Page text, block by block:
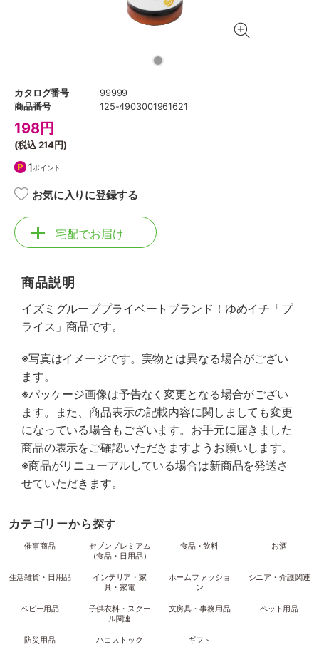
カタログ番号
99999
商品番号
125-4903001961621
198円
(税込214円)
1ポイント
お気に入りに登録する
宅配でお届け
商品説明
イズミグループプライベートブランド！ゆめイチ「プ
ライス」商品です。
※写真はイメージです。実物とは異なる場合がござい
ます。
※パッケージ画像は予告なく変更となる場合がござい
ます。また、商品表示の記載内容に関しましても変更
になっている場合もございます。お手元に届きました
商品の表示をご確認いただきますようお願いします。
※商品がリニューアルしている場合は新商品を発送さ
せていただきます。
カテゴリーから探す
催事商品
セブンプレミアム
（食品・日用品）
食品・飲料 お酒
生活雑貨・日用品
インテリア・家
具・家電
ホームファッショ
ン
シニア・介護関連
ベビー用品
子供衣料・スクー
ル関連
文房具・事務用品 ペット用品
防災用品 ハコストック ギフト